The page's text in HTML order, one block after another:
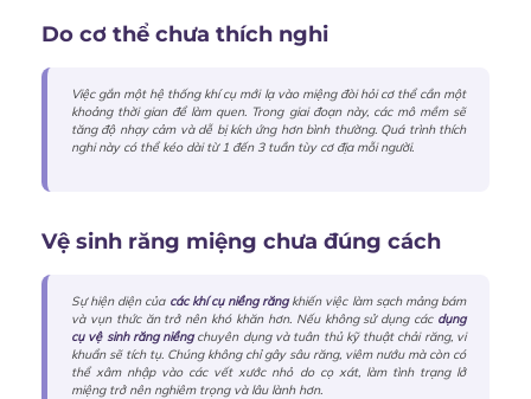
Do cơ thể chưa thích nghi
Việc gắn một hệ thống khí cụ mới lạ vào miệng đòi hỏi cơ thể cần một
khoảng thời gian để làm quen. Trong giai đoạn này, các mô mềm sẽ
tăng độ nhạy cảm và dễ bị kích ứng hơn bình thường. Quá trình thích
nghi này có thể kéo dài từ 1 đến 3 tuần tùy cơ địa mỗi người.
Vệ sinh răng miệng chưa đúng cách
Sự hiện diện của các khí cụ niềng răngkhiến việc làm sạch mảng bám
và vụn thức ăn trở nên khó khăn hơn. Nếu không sử dụng các dụng
cụ vệ sinh răng niềngchuyên dụng và tuân thủ kỹ thuật chải răng, vi
khuẩn sẽ tích tụ. Chúng không chỉ gây sâu răng, viêm nướu mà còn có
thể xâm nhập vào các vết xước nhỏ do cọ xát, làm tình trạng lở
miệng trở nên nghiêm trọng và lâu lành hơn.